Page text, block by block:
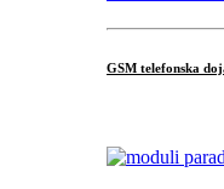
GSM telefonska